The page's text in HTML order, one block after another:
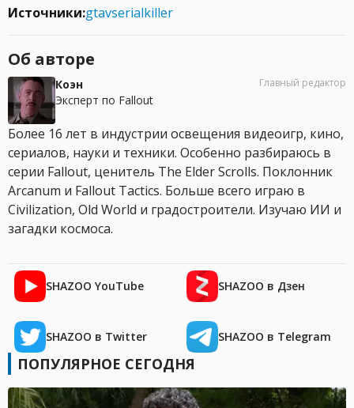
Источники:gtavserialkiller
Об авторе
Коэн
Эксперт по Fallout
Главный редактор
Более 16 лет в индустрии освещения видеоигр, кино,
сериалов, науки и техники. Особенно разбираюсь в
серии Fallout, ценитель The Elder Scrolls. Поклонник
Arcanum и Fallout Tactics. Больше всего играю в
Civilization, Old World и градостроители. Изучаю ИИ и
загадки космоса.
SHAZOO YouTube SHAZOO в Дзен
SHAZOO в Twitter SHAZOO в Telegram
ПОПУЛЯРНОЕ СЕГОДНЯ